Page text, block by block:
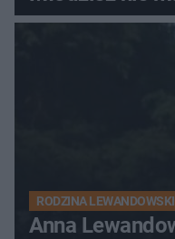
RODZINA
Anna